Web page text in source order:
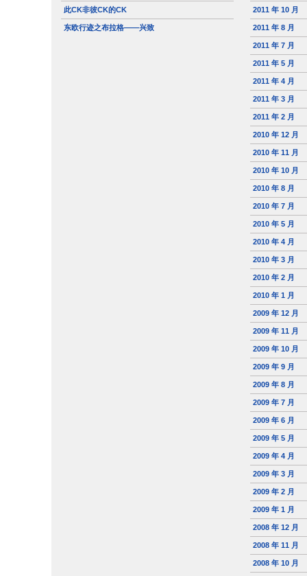
此CK非彼CK的CK
东欧行迹之布拉格——兴致
2011 年 10 月
2011 年 8 月
2011 年 7 月
2011 年 5 月
2011 年 4 月
2011 年 3 月
2011 年 2 月
2010 年 12 月
2010 年 11 月
2010 年 10 月
2010 年 8 月
2010 年 7 月
2010 年 5 月
2010 年 4 月
2010 年 3 月
2010 年 2 月
2010 年 1 月
2009 年 12 月
2009 年 11 月
2009 年 10 月
2009 年 9 月
2009 年 8 月
2009 年 7 月
2009 年 6 月
2009 年 5 月
2009 年 4 月
2009 年 3 月
2009 年 2 月
2009 年 1 月
2008 年 12 月
2008 年 11 月
2008 年 10 月